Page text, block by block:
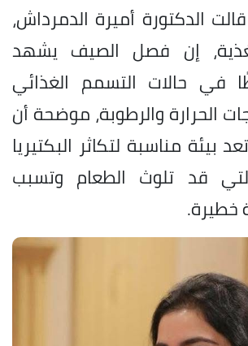
الدكتورة أميرة الدمرداش،
إن فصل الصيف يشهد
في حالات التسمم الغذائي
الحرارة والرطوبة، موضحة أن
بيئة مناسبة لتكاثر البكتيريا
قد تلوث الطعام وتسبب